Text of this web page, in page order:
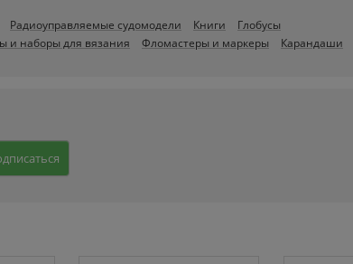
Радиоуправляемые судомодели Книги
Глобусы
и наборы для вязания Фломастеры и маркеры Карандаши